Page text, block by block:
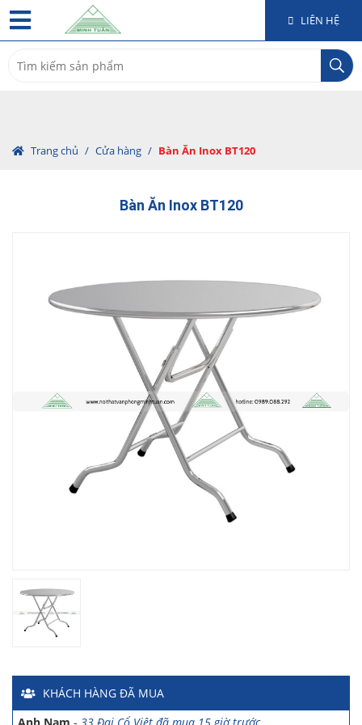
LIÊN HỆ
for:
Trang chủ / Cửa hàng / Bàn Ăn Inox BT120
Bàn Ăn Inox BT120
KHÁCH HÀNG ĐÃ MUA
Anh Quang
Chị Nghi
-
Anh Thảo
Anh Sơn- 15 An Dương đã mua 1 ngày trước